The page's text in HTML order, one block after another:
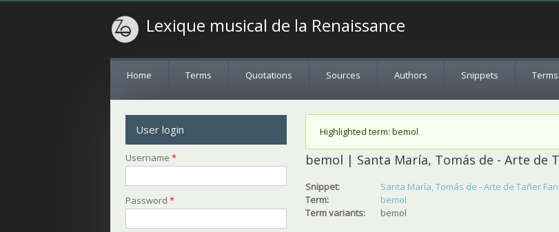
Lexique musical de la Renaissance
Home Terms Quotations Sources Authors Snippets
Status message
Highlighted term: bemol
bemol | Santa María, Tomás de - Arte de
Snippet:
Santa María, Tomás de - Arte de Tañer
Term:
bemol
Term variants:
bemol
User login
Username*
Password*